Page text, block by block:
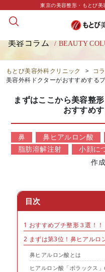
東京の美容整形・もとび
美容コラム / BEAUTY
もとび美容外科クリニック > コ
美容外科ドクターがおすすめする
まずはここから美容整
おすすめ
鼻 鼻ヒアルロン酸
脂肪溶解注射
小顔に
作
目次
1 おすすめプチ整形３選！！
2 まずは第3位！鼻ヒアルロ
鼻ヒアルロン酸とは
ヒアルロン酸「ボラックス